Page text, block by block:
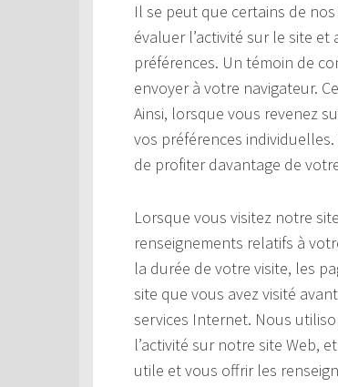
Il se peut que certains de
évaluer l’activité sur le site
préférences. Un témoin de
envoyer à votre navigateur.
Ainsi, lorsque vous revenez
vos préférences
de profiter davantage de
Lorsque vous visitez notre
renseignements relatifs à
la durée de votre visite, les
site que vous avez visité
services Internet. Nous
l’activité sur notre site Web,
utile et vous offrir les